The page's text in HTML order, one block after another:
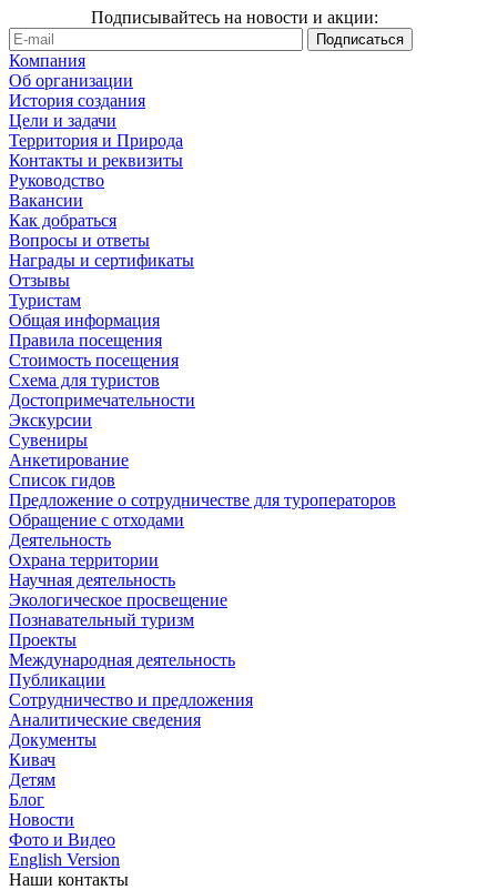
Подписывайтесь на новости и акции:
Компания
Об организации
История создания
Цели и задачи
Территория и Природа
Контакты и реквизиты
Руководство
Вакансии
Как добраться
Вопросы и ответы
Награды и сертификаты
Отзывы
Туристам
Общая информация
Правила посещения
Стоимость посещения
Схема для туристов
Достопримечательности
Экскурсии
Сувениры
Анкетирование
Список гидов
Предложение о сотрудничестве для туроператоров
Обращение с отходами
Деятельность
Охрана территории
Научная деятельность
Экологическое просвещение
Познавательный туризм
Проекты
Международная деятельность
Публикации
Сотрудничество и предложения
Аналитические сведения
Документы
Кивач
Детям
Блог
Новости
Фото и Видео
English Version
Наши контакты